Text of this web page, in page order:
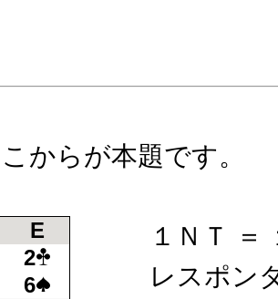
が本題です。
E
2
6
１ＮＴ ＝ １
レスポンダ